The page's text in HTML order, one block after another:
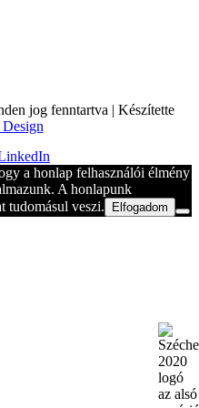
jog fenntartva | Készítette
a honlap felhasználói élmény
A honlapunk
tudomásul veszi.
Elfogadom